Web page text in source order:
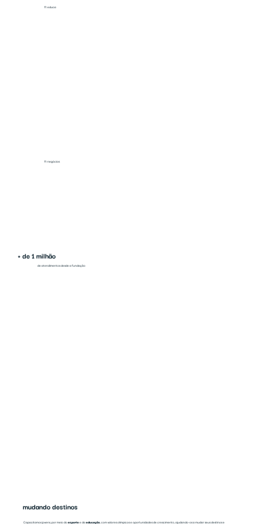
ft negócios
ft educa
mudando destinos
Capacitamos jovens, por meio doesportee daeducação, com valores olímpicos e oportunidades de crescimento, ajudando-os a mudar seus destinos e
+ de 1 milhão
de atendimentos desde a fundação